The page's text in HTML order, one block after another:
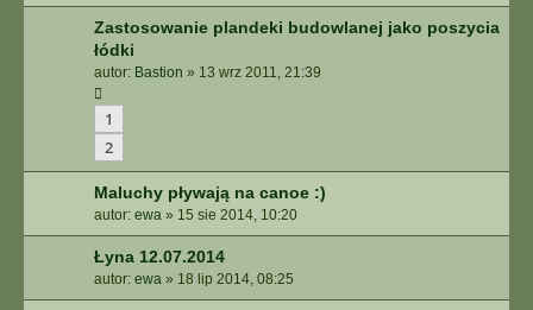
Zastosowanie plandeki budowlanej jako poszycia
łódki
autor: Bastion » 13 wrz 2011, 21:39
1
2
Maluchy pływają na canoe :)
autor: ewa » 15 sie 2014, 10:20
Łyna 12.07.2014
autor: ewa » 18 lip 2014, 08:25